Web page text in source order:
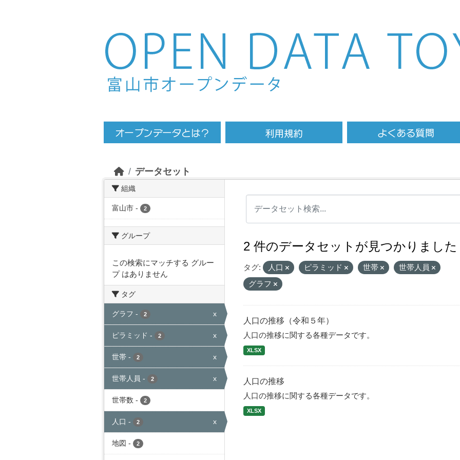
Skip to main content
データセット
組織
富山市 - 2
グループ
この検索にマッチする グルー
プ はありません
タグ
グラフ - 2 x
ピラミッド - 2 x
世帯 - 2 x
世帯人員 - 2 x
世帯数 - 2
人口 - 2 x
地図 - 2
2 件のデータセットが見つかりました
タグ: 人口 ピラミッド 世帯
世帯人員
グラフ
人口の推移（令和５年）
人口の推移に関する各種データです。
XLSX
人口の推移
人口の推移に関する各種データです。
XLSX